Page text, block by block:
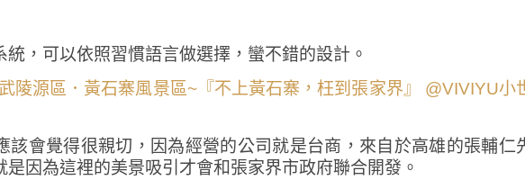
，可以依照習慣語言做選擇，蠻不錯的設計。
該會覺得很親切，因為經營的公司就是台商，來自於高雄的張輔仁
因為這裡的美景吸引才會和張家界市政府聯合開發。